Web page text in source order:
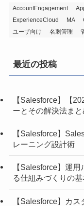
AccountEngagement
ExperienceCloud
MA
ユーザ向け
名刺管理
最近の投稿
【Salesforce】【
ーとその解決法まと
【Salesforce】
レーニング設計術
【Salesforce】運
る仕組みづくりの基
【Salesforce】カ